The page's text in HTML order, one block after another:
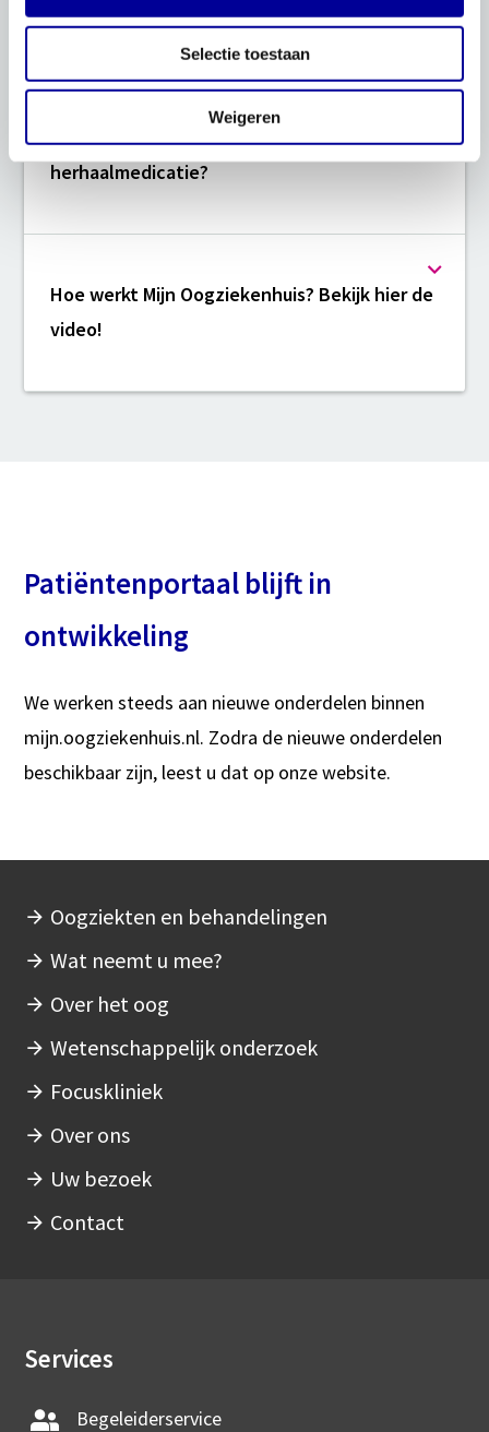
Selectie toestaan
Weigeren
Hoe werkt het online inchecken?
Hoe werkt het aanvragen van
herhaalmedicatie?
Hoe werkt Mijn Oogziekenhuis? Bekijk hier de
video!
Patiëntenportaal blijft in
ontwikkeling
We werken steeds aan nieuwe onderdelen binnen
mijn.oogziekenhuis.nl. Zodra de nieuwe onderdelen
beschikbaar zijn, leest u dat op onze website.
Hoofdnavigatie
Oogziekten en behandelingen
Wat neemt u mee?
Over het oog
Wetenschappelijk onderzoek
Focuskliniek
Over ons
Uw bezoek
Contact
Services
Begeleiderservice